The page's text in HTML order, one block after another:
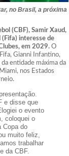
no Brasil, a próxima
(CBF), Samir Xaud,
(Fifa) interesse de
em 2029.O
Gianni Infantino,
entidade máxima da
nos Estados
e disse que
o evento
coloquei o
Copa do
muito feliz,
trabalhar
da CBF.